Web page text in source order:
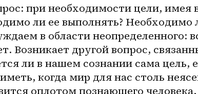
при необходимости цели, имея
ли ее выполнять? Необходимо
в области неопределенного:
Возникает другой вопрос,
ли в нашем сознании сама цель,
когда мир для нас столь
оплотом познающего человека,